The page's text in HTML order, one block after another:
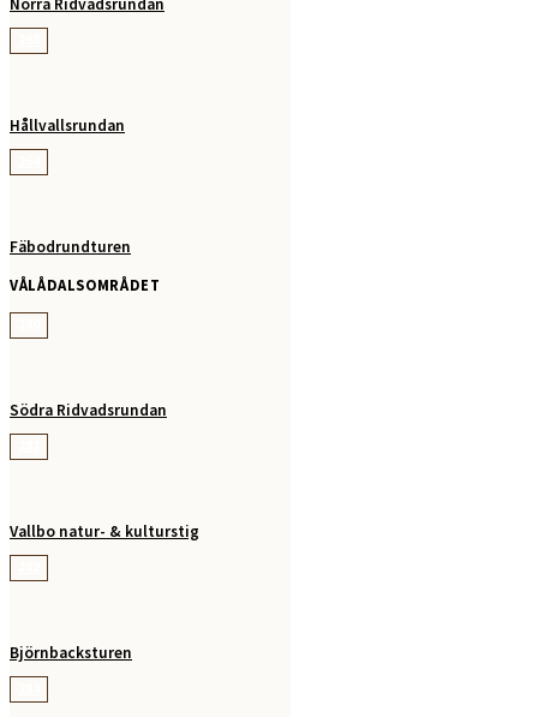
Norra Ridvadsrundan
Hållvallsrundan
Fäbodrundturen
VÅLÅDALSOMRÅDET
Södra Ridvadsrundan
Vallbo natur- & kulturstig
Björnbacksturen